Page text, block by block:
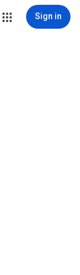
Sign in